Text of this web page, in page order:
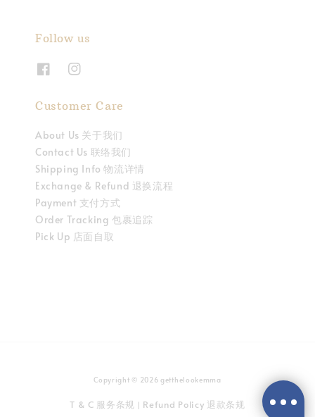
Follow us
Customer Care
About Us 关于我们
Contact Us 联络我们
Shipping Info 物流详情
Exchange & Refund 退换流程
Payment 支付方式
Order Tracking 包裹追踪
Pick Up 店面自取
Copyright © 2026 getthelookemma
T & C 服务条规 Refund Policy 退款条规